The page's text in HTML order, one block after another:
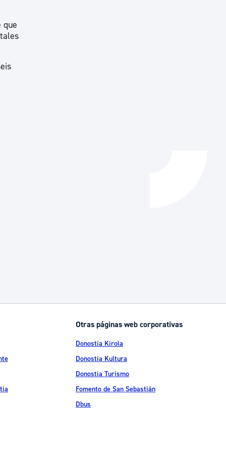
que
Otras páginas web corporativas
Donostia Kirola
Donostia Kultura
Donostia Turismo
Fomento de San Sebastián
Dbus